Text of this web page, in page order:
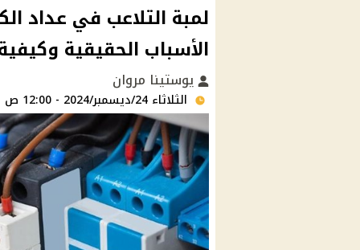
لمبة التلاعب في عداد
الأسباب الحقيقية
يوستينا مروان
الثلاثاء 24/ديسمبر/2024 - 12:00 ص